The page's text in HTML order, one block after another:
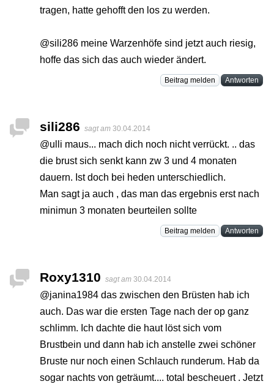
tragen, hatte gehofft den los zu werden.
@sili286 meine Warzenhöfe sind jetzt auch riesig,
hoffe das sich das auch wieder ändert.
Beitrag melden Antworten
sili286 sagt am 30.04.2014
@ulli maus... mach dich noch nicht verrückt. .. das
die brust sich senkt kann zw 3 und 4 monaten
dauern. Ist doch bei heden unterschiedlich.
Man sagt ja auch , das man das ergebnis erst nach
minimun 3 monaten beurteilen sollte
Beitrag melden Antworten
Roxy1310 sagt am 30.04.2014
@janina1984 das zwischen den Brüsten hab ich
auch. Das war die ersten Tage nach der op ganz
schlimm. Ich dachte die haut löst sich vom
Brustbein und dann hab ich anstelle zwei schöner
Bruste nur noch einen Schlauch runderum. Hab da
sogar nachts von geträumt.... total bescheuert . Jetzt